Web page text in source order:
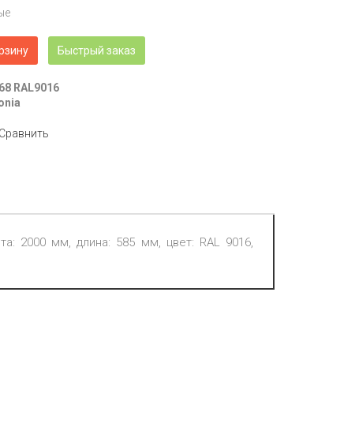
Быстрый заказ
RAL9016
Сравнить
2000 мм, длина: 585 мм, цвет: RAL 9016,